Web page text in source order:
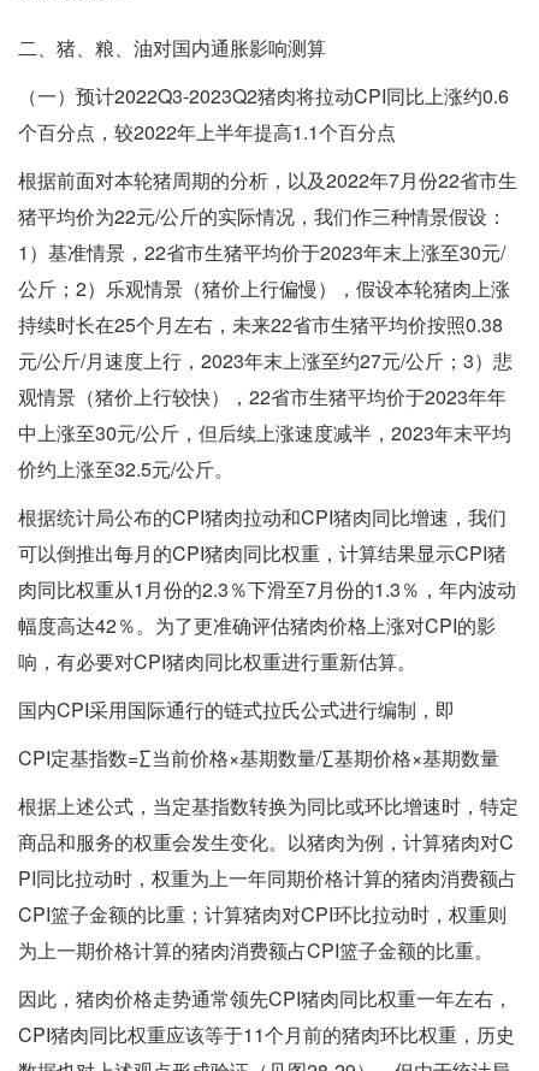
二、猪、粮、油对国内通胀影响测算
（一）预计2022Q3-2023Q2猪肉将拉动CPI同比上涨约0.6
个百分点，较2022年上半年提高1.1个百分点
根据前面对本轮猪周期的分析，以及2022年7月份22省市生
猪平均价为22元/公斤的实际情况，我们作三种情景假设：
1）基准情景，22省市生猪平均价于2023年末上涨至30元/
公斤；2）乐观情景（猪价上行偏慢），假设本轮猪肉上涨
持续时长在25个月左右，未来22省市生猪平均价按照0.38
元/公斤/月速度上行，2023年末上涨至约27元/公斤；3）悲
观情景（猪价上行较快），22省市生猪平均价于2023年年
中上涨至30元/公斤，但后续上涨速度减半，2023年末平均
价约上涨至32.5元/公斤。
根据统计局公布的CPI猪肉拉动和CPI猪肉同比增速，我们
可以倒推出每月的CPI猪肉同比权重，计算结果显示CPI猪
肉同比权重从1月份的2.3％下滑至7月份的1.3％，年内波动
幅度高达42％。为了更准确评估猪肉价格上涨对CPI的影
响，有必要对CPI猪肉同比权重进行重新估算。
国内CPI采用国际通行的链式拉氏公式进行编制，即
CPI定基指数=∑当前价格×基期数量/∑基期价格×基期数量
根据上述公式，当定基指数转换为同比或环比增速时，特定
商品和服务的权重会发生变化。以猪肉为例，计算猪肉对C
PI同比拉动时，权重为上一年同期价格计算的猪肉消费额占
CPI篮子金额的比重；计算猪肉对CPI环比拉动时，权重则
为上一期价格计算的猪肉消费额占CPI篮子金额的比重。
因此，猪肉价格走势通常领先CPI猪肉同比权重一年左右，
CPI猪肉同比权重应该等于11个月前的猪肉环比权重，历史